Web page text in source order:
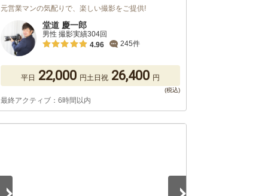
元営業マンの気配りで、楽しい撮影をご提供!
堂道 慶一郎
男性 撮影実績304回
4.96
245件
平日 22,000 円土日祝 26,400 円
最終アクティブ：6時間以内